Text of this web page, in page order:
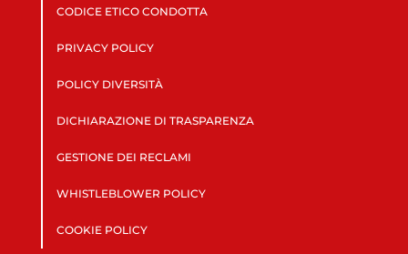
CODICE ETICO CONDOTTA
PRIVACY POLICY
POLICY DIVERSITÀ
DICHIARAZIONE DI TRASPARENZA
GESTIONE DEI RECLAMI
WHISTLEBLOWER POLICY
COOKIE POLICY